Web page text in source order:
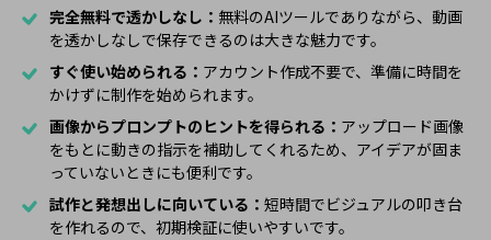
完全無料で透かしなし： 無料のAIツールでありながら、動画
を透かしなしで保存できるのは大きな魅力です。
すぐ使い始められる： アカウント作成不要で、準備に時間を
かけずに制作を始められます。
画像からプロンプトのヒントを得られる： アップロード画像
をもとに動きの指示を補助してくれるため、アイデアが固ま
っていないときにも便利です。
試作と発想出しに向いている： 短時間でビジュアルの叩き台
を作れるので、初期検証に使いやすいです。